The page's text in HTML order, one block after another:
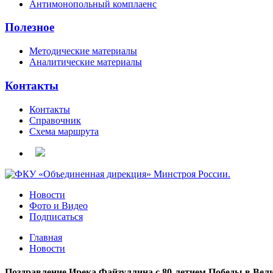
Антимонопольный комплаенс
Полезное
Методические материалы
Аналитические материалы
Контакты
Контакты
Справочник
Схема маршрута
Новости
Фото и Видео
Подписаться
Главная
Новости